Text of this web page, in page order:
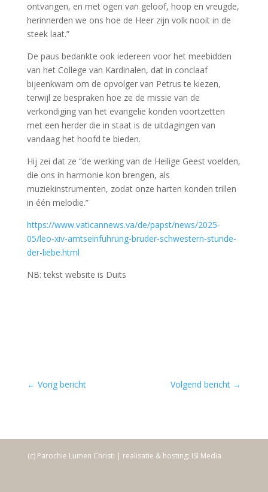
ontvangen, en met ogen van geloof, hoop en vreugde,
herinnerden we ons hoe de Heer zijn volk nooit in de
steek laat.”
De paus bedankte ook iedereen voor het meebidden
van het College van Kardinalen, dat in conclaaf
bijeenkwam om de opvolger van Petrus te kiezen,
terwijl ze bespraken hoe ze de missie van de
verkondiging van het evangelie konden voortzetten
met een herder die in staat is de uitdagingen van
vandaag het hoofd te bieden.
Hij zei dat ze “de werking van de Heilige Geest voelden,
die ons in harmonie kon brengen, als
muziekinstrumenten, zodat onze harten konden trillen
in één melodie.”
https://www.vaticannews.va/de/papst/news/2025-
05/leo-xiv-amtseinfuhrung-bruder-schwestern-stunde-
der-liebe.html
NB: tekst website is Duits
← Vorig bericht Volgend bericht →
(c) Parochie Lumen Christi | realisatie & hosting: ISI Media